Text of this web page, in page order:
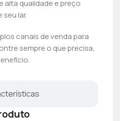
alta qualidade e preço
seu lar.
canais de venda para
sempre o que precisa,